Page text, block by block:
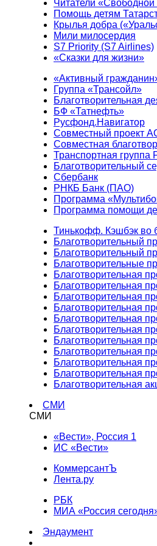
Читатели
Помощь детям
Крылья добра
Мили милосердия
S7 Priority (S7 Airlines)
«Сказки для жизни»
«Активный
Группа «Трансойл»
Благотворительная
БФ «Татнефть»
Русфонд.Навигатор
Совместный проект
Совместная
Транспортная группа
Благотворительный
Сбербанк
РНКБ Банк (ПАО)
Программа
Программа помощи
Тинькофф. Кэшбэк во
Благотворительный
Благотворительный
Благотворительные
Благотворительная
Благотворительная
Благотворительная
Благотворительная
Благотворительная
Благотворительная
Благотворительная
Благотворительная
Благотворительная
Благотворительная
Благотворительная
СМИ
СМИ
«Вести», Россия 1
ИС «Вести»
КоммерсантЪ
Лента.ру
РБК
МИА «Россия
Эндаумент